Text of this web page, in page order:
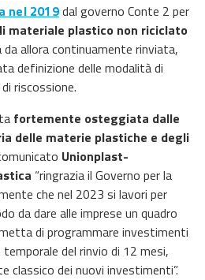
nel 2019dal governo Conte 2 per
materiale plastico non riciclato
allora continuamente rinviata,
definizione delle modalità di
riscossione.
fortemente osteggiata dalle
delle materie plastiche e degli
Unionplast-
“ringrazia il Governo per la
che nel 2023 si lavori per
da dare alle imprese un quadro
di programmare investimenti
del rinvio di 12 mesi,
classico dei nuovi investimenti”.